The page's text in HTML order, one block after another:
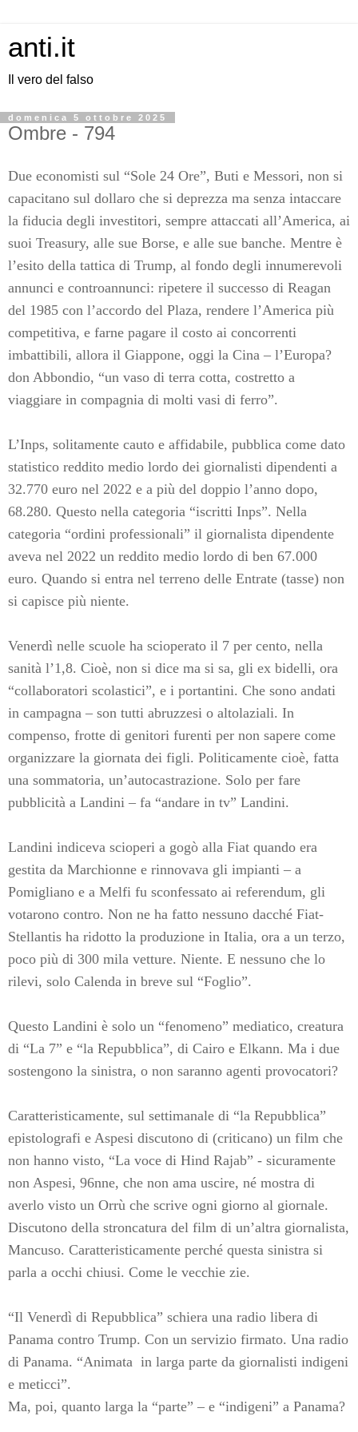
anti.it
Il vero del falso
domenica 5 ottobre 2025
Ombre - 794
Due economisti sul “Sole 24 Ore”, Buti e Messori, non si
capacitano sul dollaro che si deprezza ma senza intaccare
la fiducia degli investitori, sempre attaccati all’America, ai
suoi Treasury, alle sue Borse, e alle sue banche. Mentre è
l’esito della tattica di Trump, al fondo degli innumerevoli
annunci e controannunci: ripetere il successo di Reagan
del 1985 con l’accordo del Plaza, rendere l’America più
competitiva, e farne pagare il costo ai concorrenti
imbattibili, allora il Giappone, oggi la Cina – l’Europa?
don Abbondio, “un vaso di terra cotta, costretto a
viaggiare in compagnia di molti vasi di ferro”.
L’Inps, solitamente cauto e affidabile, pubblica come dato
statistico reddito medio lordo dei giornalisti dipendenti a
32.770 euro nel 2022 e a più del doppio l’anno dopo,
68.280. Questo nella categoria “iscritti Inps”. Nella
categoria “ordini professionali” il giornalista dipendente
aveva nel 2022 un reddito medio lordo di ben 67.000
euro. Quando si entra nel terreno delle Entrate (tasse) non
si capisce più niente.
Venerdì nelle scuole ha scioperato il 7 per cento, nella
sanità l’1,8. Cioè, non si dice ma si sa, gli ex bidelli, ora
“collaboratori scolastici”, e i portantini. Che sono andati
in campagna – son tutti abruzzesi o altolaziali. In
compenso, frotte di genitori furenti per non sapere come
organizzare la giornata dei figli. Politicamente cioè, fatta
una sommatoria, un’autocastrazione. Solo per fare
pubblicità a Landini – fa “andare in tv” Landini.
Landini indiceva scioperi a gogò alla Fiat quando era
gestita da Marchionne e rinnovava gli impianti – a
Pomigliano e a Melfi fu sconfessato ai referendum, gli
votarono contro. Non ne ha fatto nessuno dacché Fiat-
Stellantis ha ridotto la produzione in Italia, ora a un terzo,
poco più di 300 mila vetture. Niente. E nessuno che lo
rilevi, solo Calenda in breve sul “Foglio”.
Questo Landini è solo un “fenomeno” mediatico, creatura
di “La 7” e “la Repubblica”, di Cairo e Elkann. Ma i due
sostengono la sinistra, o non saranno agenti provocatori?
Caratteristicamente, sul settimanale di “la Repubblica”
epistolografi e Aspesi discutono di (criticano) un film che
non hanno visto, “La voce di Hind Rajab” - sicuramente
non Aspesi, 96nne, che non ama uscire, né mostra di
averlo visto un Orrù che scrive ogni giorno al giornale.
Discutono della stroncatura del film di un’altra giornalista,
Mancuso. Caratteristicamente perché questa sinistra si
parla a occhi chiusi. Come le vecchie zie.
“Il Venerdì di Repubblica” schiera una radio libera di
Panama contro Trump. Con un servizio firmato. Una radio
di Panama. “Animata in larga parte da giornalisti indigeni
e meticci”.
Ma, poi, quanto larga la “parte” – e “indigeni” a Panama?